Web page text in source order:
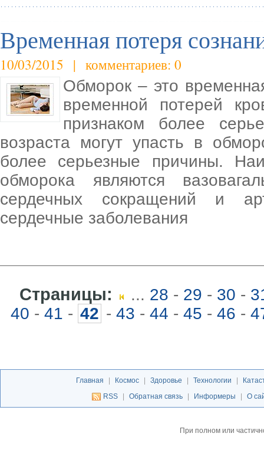
Временная потеря
10/03/2015 | комментариев: 0
Обморок – это
временной потерей
признаком более
возраста могут упасть в
более серьезные причины.
обморока являются
сердечных сокращений и
сердечные заболевания
Страницы: ... 28 - 29 - 30 -
40 - 41 - 42 - 43 - 44 - 45 - 46 -
Главная Космос Здоровье Технологии
RSS
Обратная связь Информеры О
При полном или